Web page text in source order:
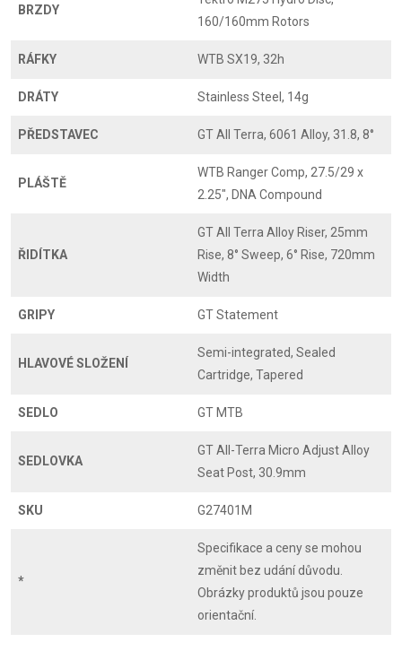
BRZDY
160/160mm Rotors
RÁFKY WTB SX19, 32h
DRÁTY Stainless Steel, 14g
PŘEDSTAVEC GT All Terra, 6061 Alloy, 31.8, 8°
PLÁŠTĚ
WTB Ranger Comp, 27.5/29 x
2.25", DNA Compound
ŘIDÍTKA
GT All Terra Alloy Riser, 25mm
Rise, 8° Sweep, 6° Rise, 720mm
Width
GRIPY GT Statement
HLAVOVÉ SLOŽENÍ
Semi-integrated, Sealed
Cartridge, Tapered
SEDLO GT MTB
SEDLOVKA
GT All-Terra Micro Adjust Alloy
Seat Post, 30.9mm
SKU G27401M
*
Specifikace a ceny se mohou
změnit bez udání důvodu.
Obrázky produktů jsou pouze
orientační.